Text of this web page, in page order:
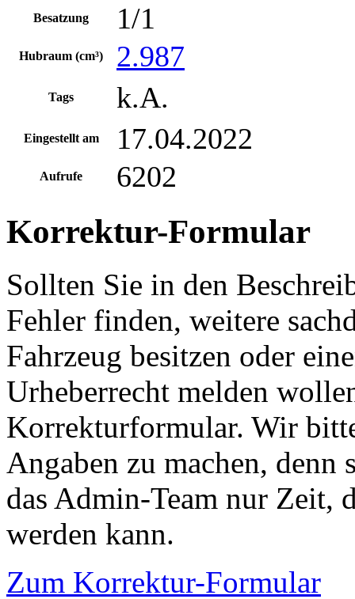
Besatzung 1/1
Hubraum (cm³) 2.987
Tags k.A.
Eingestellt am 17.04.2022
Aufrufe 6202
Korrektur-Formular
Sollten Sie in den
Fehler finden, weitere
Fahrzeug besitzen oder
Urheberrecht melden
Korrekturformular. Wir
Angaben zu machen,
das Admin-Team nur Zeit,
werden kann.
Zum Korrektur-Formular